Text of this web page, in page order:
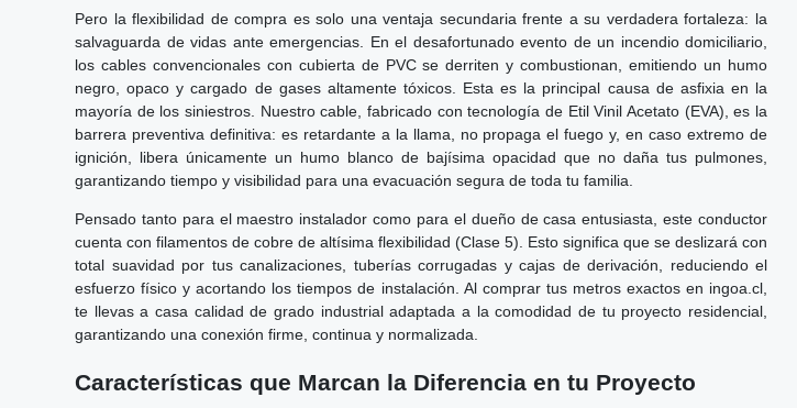
Pero la flexibilidad de compra es solo una ventaja secundaria frente a su verdadera fortaleza: la
salvaguarda de vidas ante emergencias. En el desafortunado evento de un incendio domiciliario,
los cables convencionales con cubierta de PVC se derriten y combustionan, emitiendo un humo
negro, opaco y cargado de gases altamente tóxicos. Esta es la principal causa de asfixia en la
mayoría de los siniestros. Nuestro cable, fabricado con tecnología de Etil Vinil Acetato (EVA), es la
barrera preventiva definitiva: es retardante a la llama, no propaga el fuego y, en caso extremo de
ignición, libera únicamente un humo blanco de bajísima opacidad que no daña tus pulmones,
garantizando tiempo y visibilidad para una evacuación segura de toda tu familia.
Pensado tanto para el maestro instalador como para el dueño de casa entusiasta, este conductor
cuenta con filamentos de cobre de altísima flexibilidad (Clase 5). Esto significa que se deslizará con
total suavidad por tus canalizaciones, tuberías corrugadas y cajas de derivación, reduciendo el
esfuerzo físico y acortando los tiempos de instalación. Al comprar tus metros exactos en ingoa.cl,
te llevas a casa calidad de grado industrial adaptada a la comodidad de tu proyecto residencial,
garantizando una conexión firme, continua y normalizada.
Características que Marcan la Diferencia en tu Proyecto